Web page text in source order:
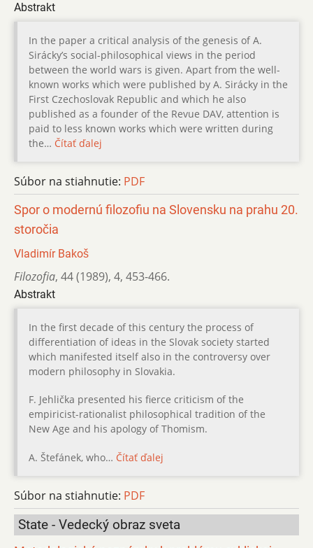
Abstrakt
In the paper a critical analysis of the genesis of A.
Sirácky’s social-philosophical views in the period
between the world wars is given. Apart from the well-
known works which were published by A. Sirácky in the
First Czechoslovak Republic and which he also
published as a founder of the Revue DAV, attention is
paid to less known works which were written during
the… Čítať ďalej
Súbor na stiahnutie: PDF
Spor o modernú filozofiu na Slovensku na prahu 20.
storočia
Vladimír Bakoš
Filozofia, 44 (1989), 4, 453-466.
Abstrakt
In the first decade of this century the process of
differentiation of ideas in the Slovak society started
which manifested itself also in the controversy over
modern philosophy in Slovakia.
F. Jehlička presented his fierce criticism of the
empiricist-rationalist philosophical tradition of the
New Age and his apology of Thomism.
A. Štefánek, who… Čítať ďalej
Súbor na stiahnutie: PDF
State - Vedecký obraz sveta